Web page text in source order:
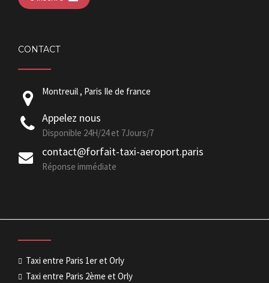
CONTACT
Montreuil , Paris Ile de france
Appelez nous
Disponible 24H/24 et 7Jours/7
contact@forfait-taxi-aeroport.paris
Réponse immédiate
Taxi entre Paris 1er et Orly
Taxi entre Paris 2ème et Orly